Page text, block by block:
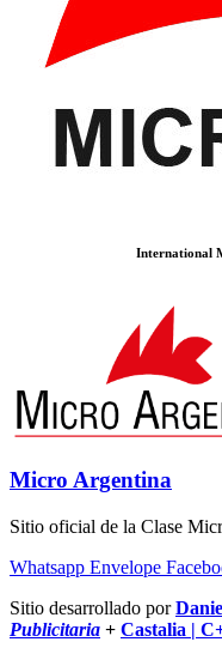
International
Micro Argentina
Sitio oficial de la Clase
Whatsapp Envelope
Sitio desarrollado por
Publicitaria + Castalia |